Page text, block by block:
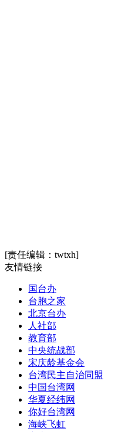
[责任编辑：twtxh]
友情链接
国台办
台胞之家
北京台办
人社部
教育部
中央统战部
宋庆龄基金会
台湾民主自治同盟
中国台湾网
华夏经纬网
你好台湾网
海峡飞虹